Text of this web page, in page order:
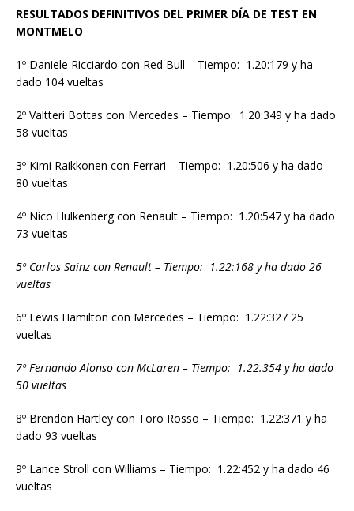
RESULTADOS DEFINITIVOS DEL PRIMER DÍA DE TEST EN
MONTMELO
1º Daniele Ricciardo con Red Bull – Tiempo: 1.20:179 y ha
dado 104 vueltas
2º Valtteri Bottas con Mercedes – Tiempo: 1.20:349 y ha dado
58 vueltas
3º Kimi Raikkonen con Ferrari – Tiempo: 1.20:506 y ha dado
80 vueltas
4º Nico Hulkenberg con Renault – Tiempo: 1.20:547 y ha dado
73 vueltas
5º Carlos Sainz con Renault – Tiempo: 1.22:168 y ha dado 26
vueltas
6º Lewis Hamilton con Mercedes – Tiempo: 1.22:327 25
vueltas
7º Fernando Alonso con McLaren – Tiempo: 1.22.354 y ha dado
50 vueltas
8º Brendon Hartley con Toro Rosso – Tiempo: 1.22:371 y ha
dado 93 vueltas
9º Lance Stroll con Williams – Tiempo: 1.22:452 y ha dado 46
vueltas